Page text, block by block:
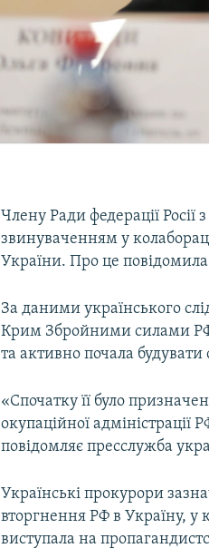
Члену Ради федерації Росії
звинуваченням у
України. Про це
За даними українського
Крим Збройними силами РФ
та активно почала будувати
«Спочатку її було
окупаційної адміністрації
повідомляє пресслужба
Українські прокурори
вторгнення РФ в Україну, у
виступала на